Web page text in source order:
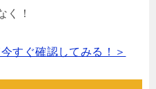
く！
すぐ確認してみる！＞